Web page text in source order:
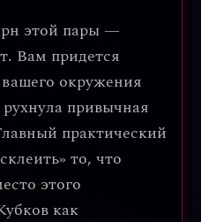
этой пары —
. Вам придется
окружения
привычная
практический
то, что
этого
как